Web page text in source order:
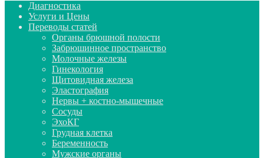
Диагностика
Услуги и Цены
Переводы статей
Органы брюшной полости
Забрюшинное пространство
Молочные железы
Гинекология
Щитовидная железа
Эластография
Нервы + костно-мышечные
Сосуды
ЭхоКГ
Грудная клетка
Беременность
Мужские органы